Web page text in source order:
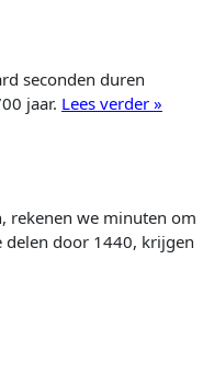
seconden duren
jaar. Lees verder »
rekenen we minuten om
delen door 1440, krijgen